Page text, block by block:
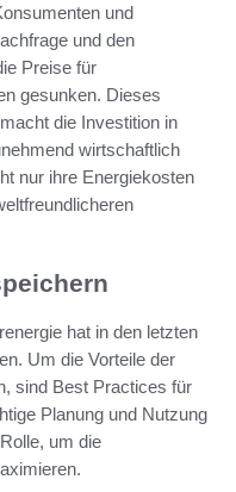
und
und den
Preise für
gesunken. Dieses
die Investition in
wirtschaftlich
nur ihre Energiekosten
hat in den letzten
Um die Vorteile der
sind Best Practices für
Planung und Nutzung
um die